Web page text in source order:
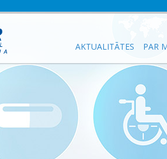
AKTUALITĀTES PAR